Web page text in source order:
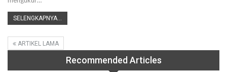
SELENGKAPNYA...
ARTIKEL LAMA
Recommended Articles